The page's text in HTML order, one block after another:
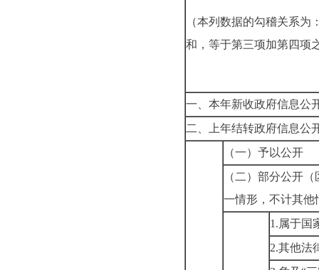
（本列数据的勾稽关系为
和，等于第三项加第四项
一、本年新收政府信息公
二、上年结转政府信息公
（一）予以公开
（二）部分公开（
一情形，不计其他
1.属于国
2.其他法